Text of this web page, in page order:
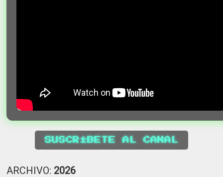
SUSCRÍBETE AL CANAL
ARCHIVO: 2026